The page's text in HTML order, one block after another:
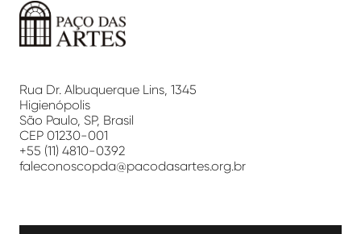
Artes
Rua Dr. Albuquerque Lins, 1345
Higienópolis
São Paulo, SP, Brasil
CEP 01230-001
+55 (11) 4810-0392
faleconoscopda@pacodasartes.org.br